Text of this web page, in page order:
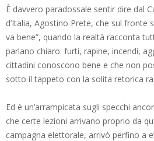
È davvero paradossale sentir dire dal
d’Italia, Agostino Prete, che sul fronte
va bene”, quando la realtà racconta
parlano chiaro: furti, rapine, incendi,
cittadini conoscono bene e che non
sotto il tappeto con la solita retorica
Ed è un’arrampicata sugli specchi
che certe lezioni arrivano proprio da
campagna elettorale, arrivò perfino a